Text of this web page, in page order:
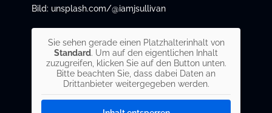
Bild: unsplash.com/@iamjsullivan
Sie sehen gerade einen Platzhalterinhalt von
Standard. Um auf den eigentlichen Inhalt
zuzugreifen, klicken Sie auf den Button unten.
Bitte beachten Sie, dass dabei Daten an
Drittanbieter weitergegeben werden.